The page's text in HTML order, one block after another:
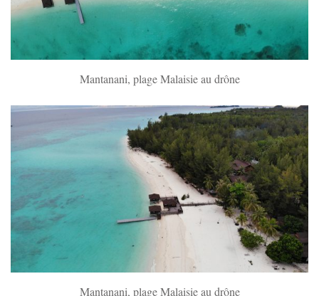
Mantanani, plage Malaisie au drône
Mantanani, plage Malaisie au drône